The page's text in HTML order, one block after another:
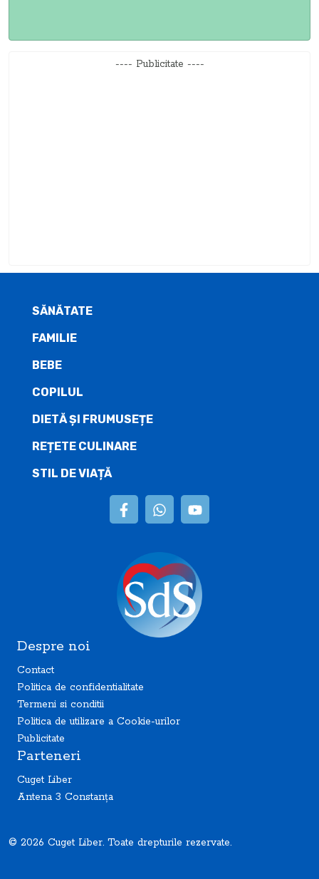
---- Publicitate ----
SĂNĂTATE
FAMILIE
BEBE
COPILUL
DIETĂ ŞI FRUMUSEȚE
REȚETE CULINARE
STIL DE VIAȚĂ
Despre noi
Contact
Politica de confidentialitate
Termeni si conditii
Politica de utilizare a Cookie-urilor
Publicitate
Parteneri
Cuget Liber
Antena 3 Constanța
© 2026 Cuget Liber. Toate drepturile rezervate.